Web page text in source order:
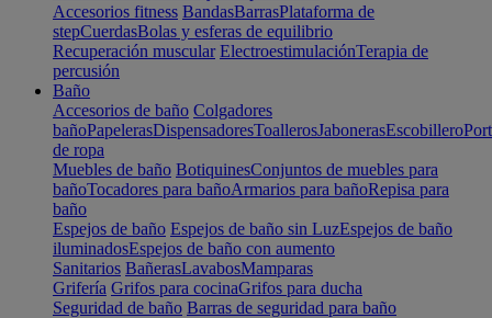
Accesorios fitness BandasBarrasPlataforma de
stepCuerdasBolas y esferas de equilibrio
Recuperación muscular ElectroestimulaciónTerapia de
percusión
Baño
Accesorios de baño Colgadores
bañoPapelerasDispensadoresToallerosJabonerasEscobillero
de ropa
Muebles de baño BotiquinesConjuntos de muebles para
bañoTocadores para bañoArmarios para bañoRepisa para
baño
Espejos de baño Espejos de baño sin LuzEspejos de baño
iluminadosEspejos de baño con aumento
Sanitarios BañerasLavabosMamparas
Grifería Grifos para cocinaGrifos para ducha
Seguridad de baño Barras de seguridad para baño